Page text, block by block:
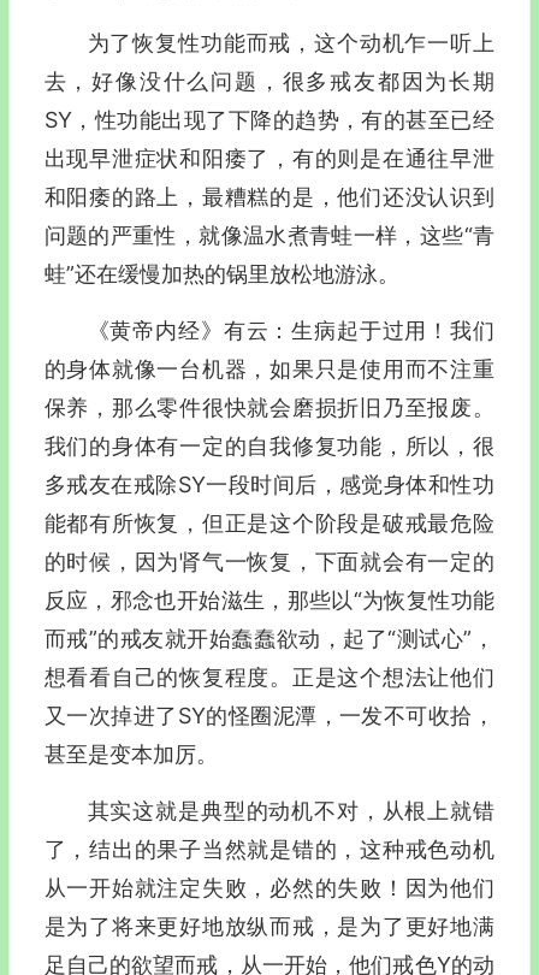
为了恢复性功能而戒，这个动机乍一听上
去，好像没什么问题，很多戒友都因为长期
SY，性功能出现了下降的趋势，有的甚至已经
出现早泄症状和阳痿了，有的则是在通往早泄
和阳痿的路上，最糟糕的是，他们还没认识到
问题的严重性，就像温水煮青蛙一样，这些“青
蛙”还在缓慢加热的锅里放松地游泳。
《黄帝内经》有云：生病起于过用！我们
的身体就像一台机器，如果只是使用而不注重
保养，那么零件很快就会磨损折旧乃至报废。
我们的身体有一定的自我修复功能，所以，很
多戒友在戒除SY一段时间后，感觉身体和性功
能都有所恢复，但正是这个阶段是破戒最危险
的时候，因为肾气一恢复，下面就会有一定的
反应，邪念也开始滋生，那些以“为恢复性功能
而戒”的戒友就开始蠢蠢欲动，起了“测试心”，
想看看自己的恢复程度。正是这个想法让他们
又一次掉进了SY的怪圈泥潭，一发不可收拾，
甚至是变本加厉。
其实这就是典型的动机不对，从根上就错
了，结出的果子当然就是错的，这种戒色动机
从一开始就注定失败，必然的失败！因为他们
是为了将来更好地放纵而戒，是为了更好地满
足自己的欲望而戒，从一开始，他们戒色Y的动